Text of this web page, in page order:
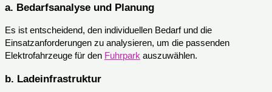
a. Bedarfsanalyse und Planung
Es ist entscheidend, den individuellen Bedarf und die
Einsatzanforderungen zu analysieren, um die passenden
Elektrofahrzeuge für den Fuhrpark auszuwählen.
b. Ladeinfrastruktur